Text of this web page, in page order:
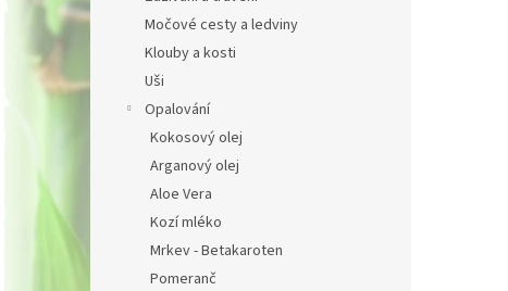
Močové cesty a ledviny
Klouby a kosti
Uši
Opalování
Kokosový olej
Arganový olej
Aloe Vera
Kozí mléko
Mrkev - Betakaroten
Pomeranč